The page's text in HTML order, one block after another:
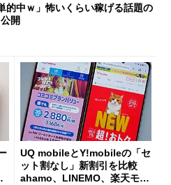
的中ｗ」怖いくらい稼げる話題の
開
UQ mobileとY!mobileの「セ
ット割なし」新割引を比較
ahamo、LINEMO、楽天モバ